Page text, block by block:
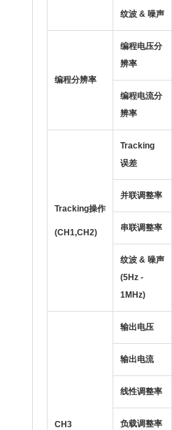
纹波 & 噪声
编程分辨率
编程电压分
辨率
编程电流分
辨率
Tracking操作
(CH1,CH2)
Tracking
误差
并联调整率
串联调整率
纹波 & 噪声
(5Hz -
1MHz)
CH3
输出电压
输出电流
线性调整率
负载调整率